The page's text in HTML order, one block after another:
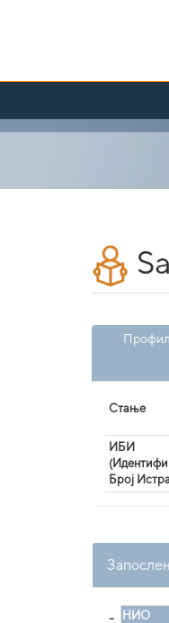
Профил
Стање
ИБИ
Број
НИО